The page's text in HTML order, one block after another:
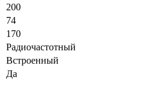
200
74
170
Радиочастотный
Встроенный
Да